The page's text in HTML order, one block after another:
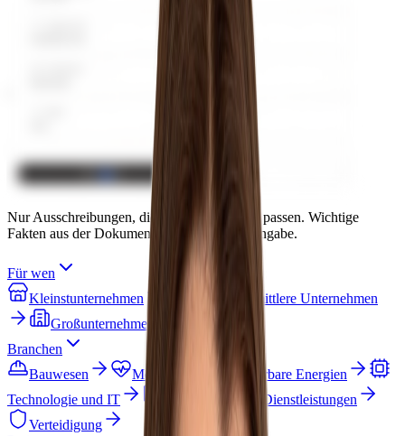
Nur Ausschreibungen, die zum Firmenprofil passen. Wichtige
Fakten aus der Dokumentation mit Quellenangabe.
Für wen
Kleinstunternehmen
Kleine und mittlere Unternehmen
Großunternehmen und Konzerne
Branchen
Bauwesen
Medizin
Erneuerbare Energien
Technologie und IT
Dienstleistungen
Verteidigung